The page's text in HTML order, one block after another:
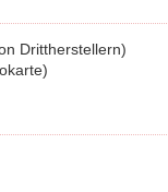
Drittherstellern)